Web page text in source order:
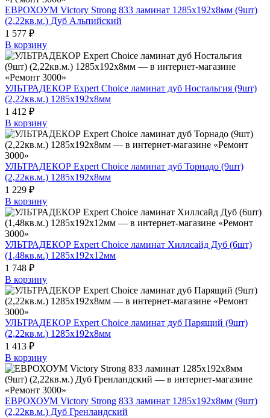
ЕВРОХОУМ Victory Strong 833 ламинат 1285х192х8мм (9шт)
(2,22кв.м.) Дуб Альпийский
1 577 ₽
В корзину
УЛЬТРАДЕКОР Expert Choice ламинат дуб Ностальгия (9шт)
(2,22кв.м.) 1285х192х8мм
1 412 ₽
В корзину
УЛЬТРАДЕКОР Expert Choice ламинат дуб Торнадо (9шт)
(2,22кв.м.) 1285х192х8мм
1 229 ₽
В корзину
УЛЬТРАДЕКОР Expert Choice ламинат Хиллсайд Дуб (6шт)
(1,48кв.м.) 1285х192х12мм
1 748 ₽
В корзину
УЛЬТРАДЕКОР Expert Choice ламинат дуб Парящий (9шт)
(2,22кв.м.) 1285х192х8мм
1 413 ₽
В корзину
ЕВРОХОУМ Victory Strong 833 ламинат 1285х192х8мм (9шт)
(2,22кв.м.) Дуб Гренландский